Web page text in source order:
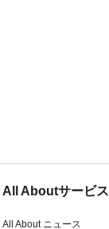
All Aboutサービ
All About ニュース